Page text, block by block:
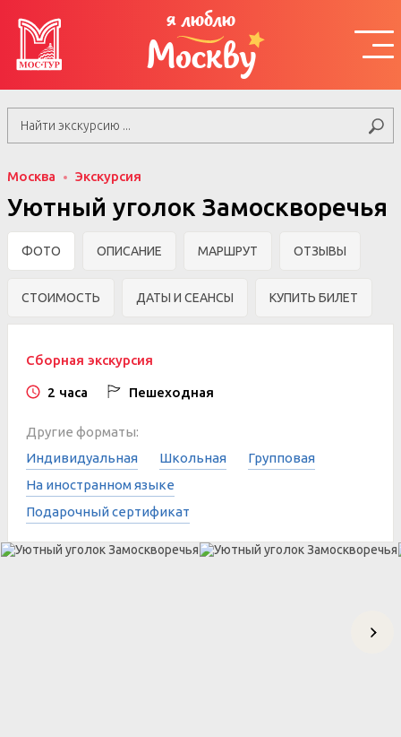
я люблю
Москву
Москва Экскурсия
Уютный уголок Замоскворечья
ФОТО ОПИСАНИЕ МАРШРУТ ОТЗЫВЫ
СТОИМОСТЬ ДАТЫ И СЕАНСЫ КУПИТЬ БИЛЕТ
Сборная экскурсия
2 часа Пешеходная
Другие форматы:
Индивидуальная
Школьная
Групповая
На иностранном языке
Подарочный сертификат